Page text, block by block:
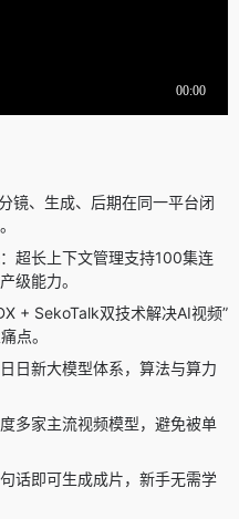
镜、生成、后期在同一平台闭
：超长上下文管理支持100集连
级能力。
+ SekoTalk双技术解决AI视频”
点。
日新大模型体系，算法与算力
多家主流视频模型，避免被单
话即可生成成片，新手无需学